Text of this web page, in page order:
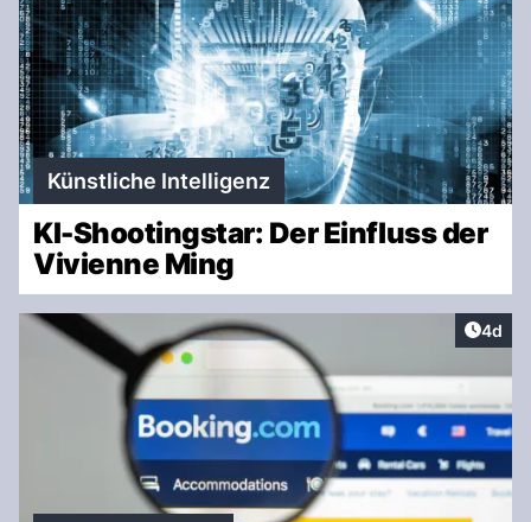
Künstliche Intelligenz
KI-Shootingstar: Der Einfluss der
Vivienne Ming
4d